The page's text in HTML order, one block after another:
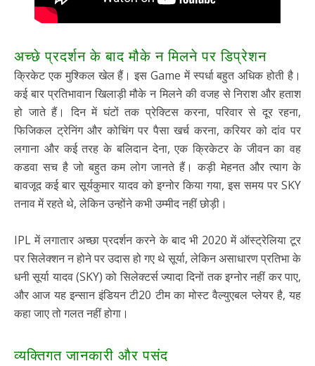
अच्छे प्रदर्शन के बाद मौके न मिलने पर डिप्रेशन
क्रिकेट एक मुश्किल खेल हैं। इस Game में स्पर्धा बहुत अधिक होती है।
कई बार प्रतिभावान खिलाड़ी मौके न मिलने की वजह से निराश और हताश
हो जाते हैं। दिन में घंटों तक प्रेक्टिस करना, परिवार से दूर रहना,
फिजिकल ट्रेनिंग और कोचिंग पर पैसा खर्च करना, करियर को दांव पर
लगाना और कई तरह के बलिदान देना, एक क्रिकेटर के जीवन का वह
कडवा सच है जो बहुत कम लोग जानते हैं। कड़ी मेहनत और त्याग के
बावजूद कई बार सूर्यकुमार यादव को इग्नोर किया गया, इस समय पर SKY
तनाव में रहते थे, लेकिन उन्होंने कभी उम्मीद नहीं छोड़ी।
IPL में लगातार अच्छा प्रदर्शन करने के बाद भी 2020 में ऑस्ट्रेलिया टूर
पर सिलेक्शन न होने पर उदास हो गए थे सूर्या, लेकिन असाधारण प्रतिभा के
धनी सूर्या यादव (SKY) को सिलेक्टर्स ज्यादा दिनों तक इग्नोर नहीं कर पाए,
और आज यह इन्सान इंडियन टी20 टीम का मोस्ट वैल्युएबल प्लेयर है, यह
कहा जाए तो गलत नहीं होगा।
व्यक्तिगत जानकारी और पसंद